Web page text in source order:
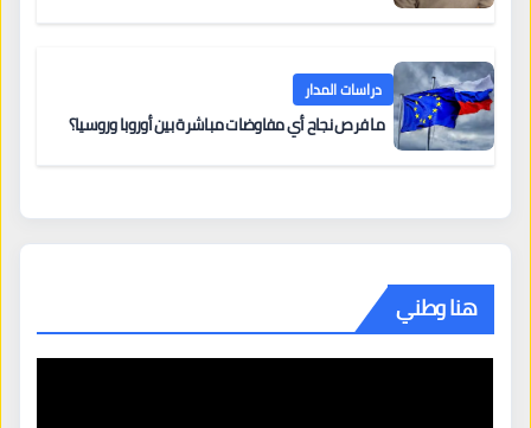
دراسات المدار
ما فرص نجاح أي مفاوضات مباشرة بين أوروبا وروسيا؟
هنا وطني